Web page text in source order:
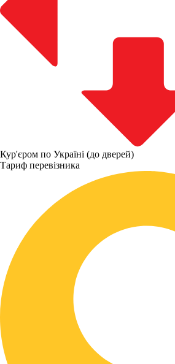
Кур'єром по Україні (до дверей)
Тариф перевізника